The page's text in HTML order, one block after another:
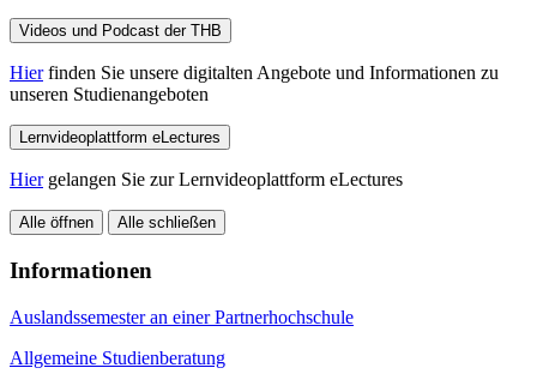
Videos und Podcast der THB
Hierfinden Sie unsere digitalten Angebote und Informationen zu
unseren Studienangeboten
Lernvideoplattform eLectures
Hiergelangen Sie zur Lernvideoplattform eLectures
Alle öffnen Alle schließen
Informationen
Auslandssemester an einer Partnerhochschule
Allgemeine Studienberatung